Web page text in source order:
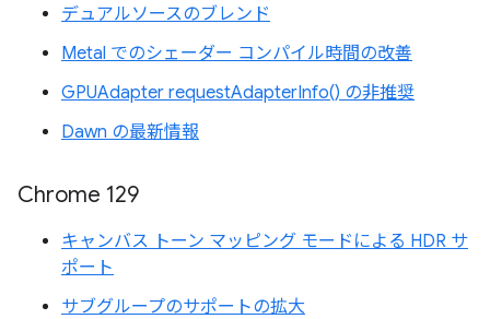
デュアルソースのブレンド
Metal でのシェーダー コンパイル時間の改善
GPUAdapter requestAdapterInfo() の非推奨
Dawn の最新情報
Chrome 129
キャンバス トーン マッピング モードによる HDR サ
ポート
サブグループのサポートの拡大